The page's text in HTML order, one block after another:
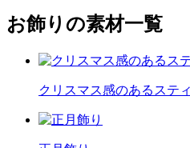
お飾りの素材一覧
クリスマス感のあるステ